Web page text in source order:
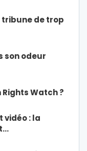
de trop
son odeur
Watch ?
vidéo : la